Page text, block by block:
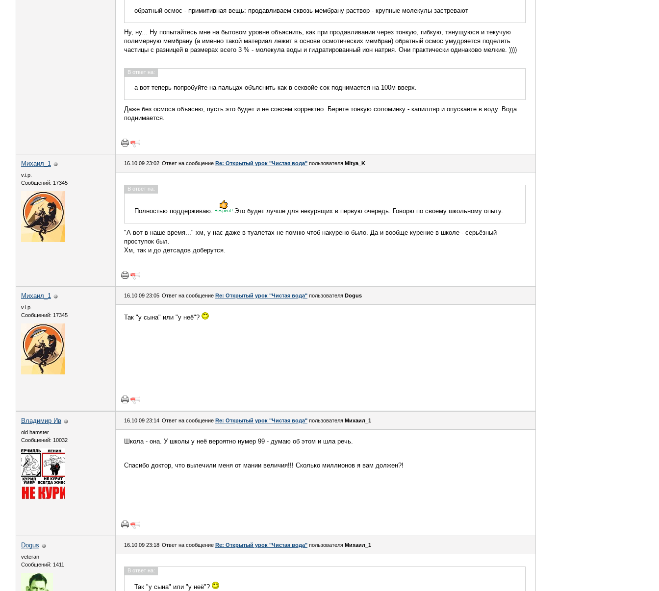
обратный осмос - примитивная вещь: продавливаем сквозь мембрану раствор - крупные молекулы застревают
Ну, ну... Ну попытайтесь мне на бытовом уровне объяснить, как при продавливании через тонкую, гибкую, тянущуюся и текучую
полимерную мембрану (а именно такой материал лежит в основе осмотических мембран) обратный осмос умудряется поделить
частицы с разницей в размерах всего 3 % - молекула воды и гидратированный ион натрия. Они практически одинаково мелкие. ))))
В ответ на:
а вот теперь попробуйте на пальцах объяснить как в секвойе сок поднимается на 100м вверх.
Даже без осмоса объясню, пусть это будет и не совсем корректно. Берете тонкую соломинку - капилляр и опускаете в воду. Вода
поднимается.
Михаил_1
v.i.p.
Сообщений: 17345
16.10.09 23:02 Ответ на сообщение Re: Открытый урок "Чистая вода" пользователя Mitya_K
В ответ на:
Полностью поддерживаю. Это будет лучше для некурящих в первую очередь. Говорю по своему школьному опыту.
"А вот в наше время..." хм, у нас даже в туалетах не помню чтоб накурено было. Да и вообще курение в школе - серьёзный
проступок был.
Хм, так и до детсадов доберутся.
Михаил_1
v.i.p.
Сообщений: 17345
16.10.09 23:05 Ответ на сообщение Re: Открытый урок "Чистая вода" пользователя Dogus
Так "у сына" или "у неё"?
Владимир Ив
old hamster
Сообщений: 10032
16.10.09 23:14 Ответ на сообщение Re: Открытый урок "Чистая вода" пользователя Михаил_1
Школа - она. У школы у неё вероятно нумер 99 - думаю об этом и шла речь.
Спасибо доктор, что вылечили меня от мании величия!!! Сколько миллионов я вам должен?!
Dogus
veteran
Сообщений: 1411
16.10.09 23:18 Ответ на сообщение Re: Открытый урок "Чистая вода" пользователя Михаил_1
В ответ на:
Так "у сына" или "у неё"?